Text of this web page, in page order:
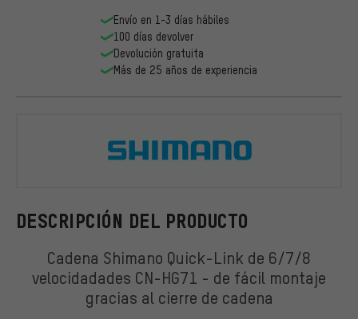
DESCRIPCIÓN DEL PRODUCTO
Cadena Shimano Quick-Link de 6/7/8
velocidadades CN-HG71 - de fácil montaje
gracias al cierre de cadena
Envío en 1-3 días hábiles
100 días devolver
Devolución gratuita
Más de 25 años de experiencia
Shimano